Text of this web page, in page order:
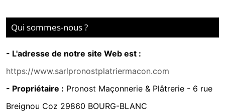
Qui sommes-nous ?
- L'adresse de notre site Web est :
https://www.sarlpronostplatriermacon.com
- Propriétaire : Pronost Maçonnerie & Plâtrerie - 6 rue
Breignou Coz 29860 BOURG-BLANC